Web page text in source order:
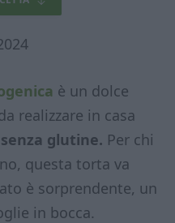
è un dolce
realizzare in casa
glutine. Per chi
questa torta va
è sorprendente, un
in bocca.